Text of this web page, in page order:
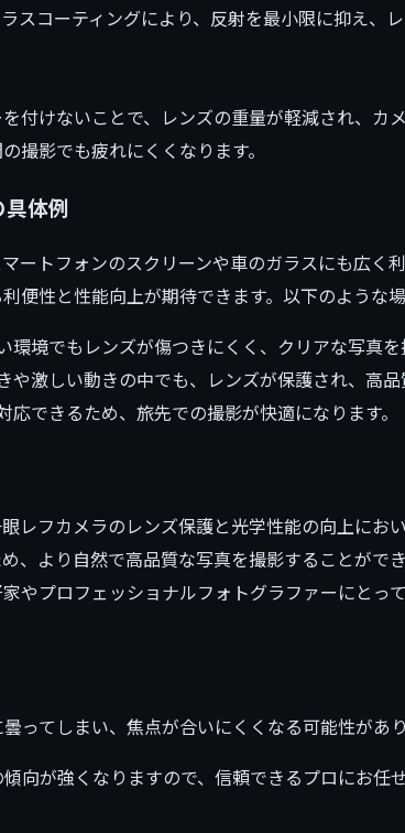
スコーティングにより、反射を最小限に抑え、
付けないことで、レンズの重量が軽減され、カ
撮影でも疲れにくくなります。
体例
ートフォンのスクリーンや車のガラスにも広く
便性と性能向上が期待できます。以下のような
環境でもレンズが傷つきにくく、クリアな写真を
や激しい動きの中でも、レンズが保護され、高品
応できるため、旅先での撮影が快適になります。
レフカメラのレンズ保護と光学性能の向上にお
、より自然で高品質な写真を撮影することがで
やプロフェッショナルフォトグラファーにとっ
ってしまい、焦点が合いにくくなる可能性があり
向が強くなりますので、信頼できるプロにお任